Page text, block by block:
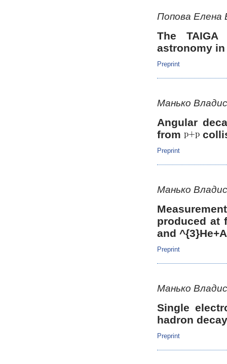
Попова Елена
The TAIGA
astronomy
Preprint
Манько
Angular
from
Preprint
Манько
produced at
and
Preprint
Манько
Single
hadron
Preprint